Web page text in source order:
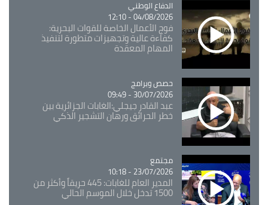
04/08/2026 - 12:10
فوج الأعمال الخاصة للقوات البحرية:
كفاءة عالية وتجهيزات متطورة لتنفيذ
المهام المعقدة
Catégorie
حصص وبرامج
30/07/2026 - 09:49
عبد القادر جيجلي:الغابات الجزائرية بين
خطر الحرائق ورهان التشجير الذكي
Catégorie
مجتمع
23/07/2026 - 10:18
المدير العام للغابات: 445 حريقاً وأكثر من
1500 تدخل خلال الموسم الحالي